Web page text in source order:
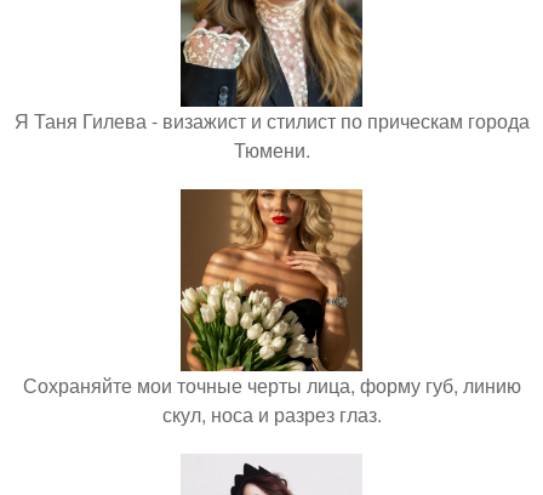
Я Таня Гилева - визажист и стилист по прическам города
Тюмени.
Сохраняйте мои точные черты лица, форму губ, линию
скул, носа и разрез глаз.